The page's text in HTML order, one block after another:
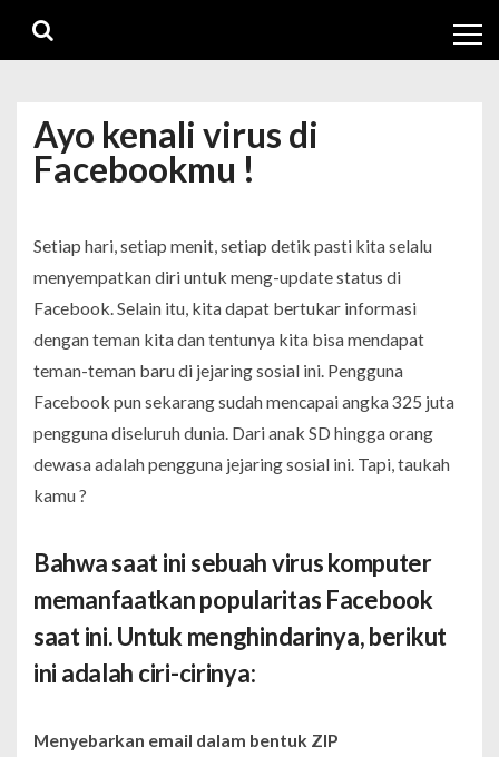
navigation
content
Ayo kenali virus di
Facebookmu !
Setiap hari, setiap menit, setiap detik pasti kita selalu
menyempatkan diri untuk meng-updatestatus di
Facebook. Selain itu, kita dapat bertukar informasi
dengan teman kita dan tentunya kita bisa mendapat
teman-teman baru di jejaring sosial ini. Pengguna
Facebook pun sekarang sudah mencapai angka 325 juta
pengguna diseluruh dunia. Dari anak SD hingga orang
dewasa adalah pengguna jejaring sosial ini. Tapi, taukah
kamu ?
Bahwa saat ini sebuah virus komputer
memanfaatkan popularitas Facebook
saat ini. Untuk menghindarinya, berikut
ini adalah ciri-cirinya:
Menyebarkan email dalam bentuk ZIP